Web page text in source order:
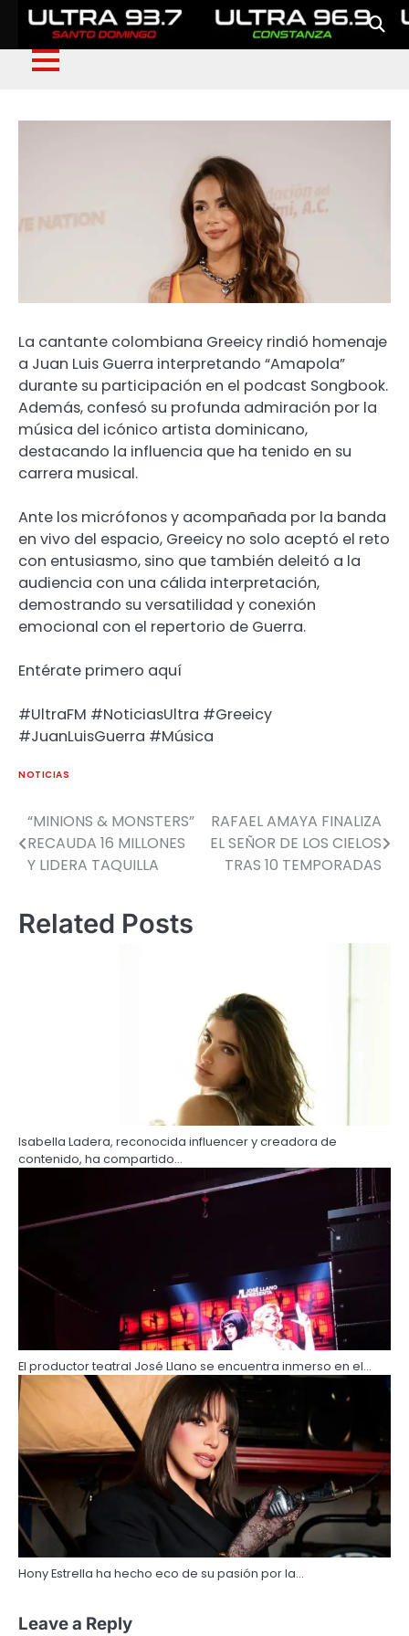
La cantante colombiana Greeicy rindió homenaje
a Juan Luis Guerra interpretando “Amapola”
durante su participación en el podcast Songbook.
Además, confesó su profunda admiración por la
música del icónico artista dominicano,
destacando la influencia que ha tenido en su
carrera musical.
Ante los micrófonos y acompañada por la banda
en vivo del espacio, Greeicy no solo aceptó el reto
con entusiasmo, sino que también deleitó a la
audiencia con una cálida interpretación,
demostrando su versatilidad y conexión
emocional con el repertorio de Guerra.
Entérate primero aquí
#UltraFM #NoticiasUltra #Greeicy
#JuanLuisGuerra #Música
NOTICIAS
“MINIONS & MONSTERS”
RECAUDA 16 MILLONES
Y LIDERA TAQUILLA
RAFAEL AMAYA FINALIZA
EL SEÑOR DE LOS CIELOS
TRAS 10 TEMPORADAS
Related Posts
Isabella Ladera, reconocida influencer y creadora de
contenido, ha compartido…
El productor teatral José Llano se encuentra inmerso en el…
Hony Estrella ha hecho eco de su pasión por la…
Leave a Reply